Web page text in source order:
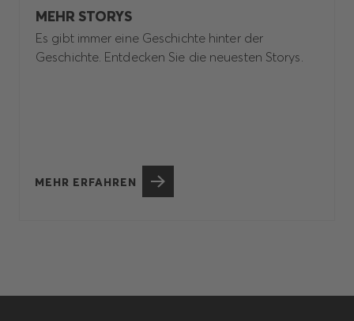
MEHR STORYS
Es gibt immer eine Geschichte hinter der
Geschichte. Entdecken Sie die neuesten Storys.
MEHR ERFAHREN